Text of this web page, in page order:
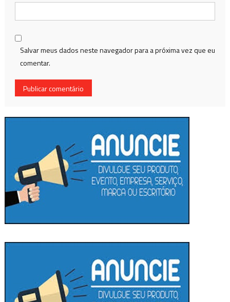
Salvar meus dados neste navegador para a próxima vez que eu
comentar.